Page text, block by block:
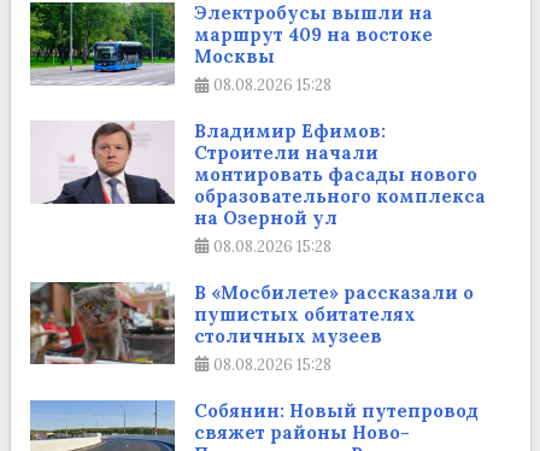
Электробусы вышли на
маршрут 409 на востоке
Москвы
08.08.2026 15:28
Владимир Ефимов:
Строители начали
монтировать фасады нового
образовательного комплекса
на Озерной ул
08.08.2026 15:28
В «Мосбилете» рассказали о
пушистых обитателях
столичных музеев
08.08.2026 15:28
Собянин: Новый путепровод
свяжет районы Ново-